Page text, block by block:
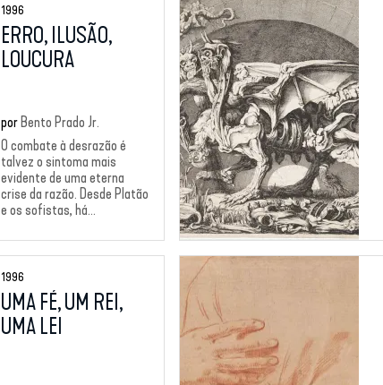
1996
ERRO, ILUSÃO,
LOUCURA
por Bento Prado Jr.
O combate à desrazão é
talvez o sintoma mais
evidente de uma eterna
crise da razão. Desde Platão
e os sofistas, há...
1996
UMA FÉ, UM REI,
UMA LEI